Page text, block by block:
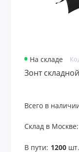
Товары из
Товары с
На складе
Зонт
Всего в
Склад в Москве:
В пути: 1200шт.